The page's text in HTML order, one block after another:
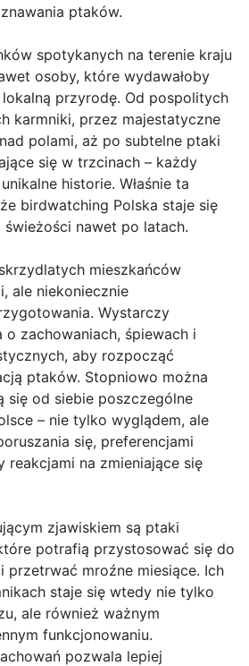
ptaków.
spotykanych na terenie kraju
osoby, które wydawałoby
przyrodę. Od pospolitych
karmniki, przez majestatyczne
polami, aż po subtelne ptaki
się w trzcinach – każdy
historie. Właśnie ta
birdwatching Polska staje się
nawet po latach.
mieszkańców
ale niekoniecznie
Wystarczy
zachowaniach, śpiewach i
aby rozpocząć
ptaków. Stopniowo można
się od siebie poszczególne
– nie tylko wyglądem, ale
się, preferencjami
reakcjami na zmieniające się
zjawiskiem są ptaki
potrafią przystosować się do
przetrwać mroźne miesiące. Ich
staje się wtedy nie tylko
ale również ważnym
funkcjonowaniu.
pozwala lepiej